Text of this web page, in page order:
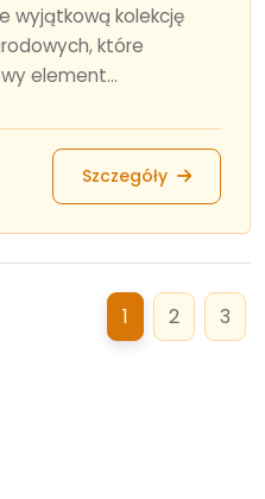
wyjątkową kolekcję
które
element...
Szczegóły
1 2 3